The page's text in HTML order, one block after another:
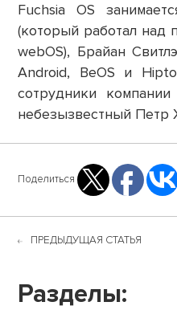
Fuchsia OS
(который работал над
webOS), Брайан
Android, BeOS и
сотрудники
небезызвестный Петр
Поделиться
ПРЕДЫДУЩАЯ СТАТЬЯ
Разделы: